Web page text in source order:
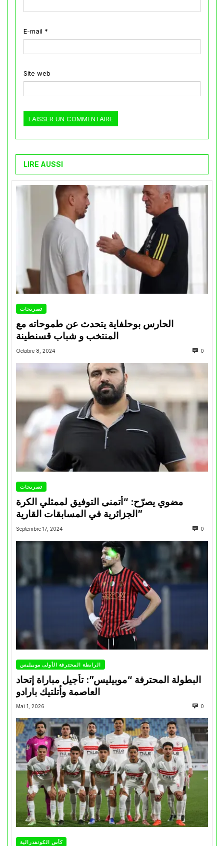
E-mail *
Site web
LIRE AUSSI
تصريحات
الحارس بوحلفاية يتحدث عن طموحاته مع
المنتخب و شباب قسنطينة
Octobre 8, 2024 0
تصريحات
مضوي يصرّح: “أتمنى التوفيق لممثلي الكرة
الجزائرية في المسابقات القارية”
Septembre 17, 2024 0
الرابطة المحترفة الأولى موبيليس
البطولة المحترفة “موبيليس”: تأجيل مباراة إتحاد
العاصمة وأتلتيك بارادو
Mai 1, 2026 0
كأس الكونفدرالية